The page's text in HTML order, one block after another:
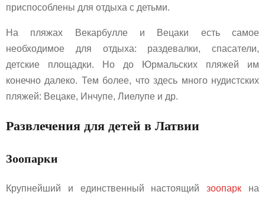
приспособлены для отдыха с детьми.
На пляжах Векарбулле и Вецаки есть самое
необходимое для отдыха: раздевалки, спасатели,
детские площадки. Но до Юрмальских пляжей им
конечно далеко. Тем более, что здесь много нудистских
пляжей: Вецаке, Инчупе, Лиелупе и др.
Развлечения для детей в Латвии
Зоопарки
Крупнейший и единственный настоящийзоопарк на